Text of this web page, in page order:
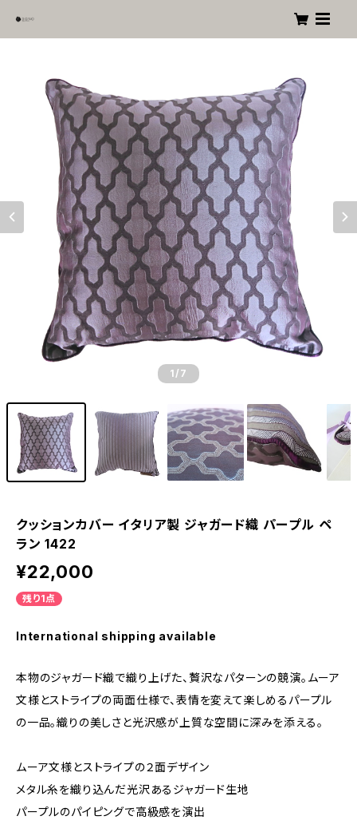
1 /7
クッションカバー イタリア製 ジャガード織 パープル ペ
ラン 1422
¥22,000
残り1点
International shipping available
本物のジャガード織で織り上げた、贅沢なパターンの競演。ムーア
文様とストライプの両面仕様で、表情を変えて楽しめるパープル
の一品。織りの美しさと光沢感が上質な空間に深みを添える。
ムーア文様とストライプの２面デザイン
メタル糸を織り込んだ光沢あるジャガード生地
パープルのパイピングで高級感を演出